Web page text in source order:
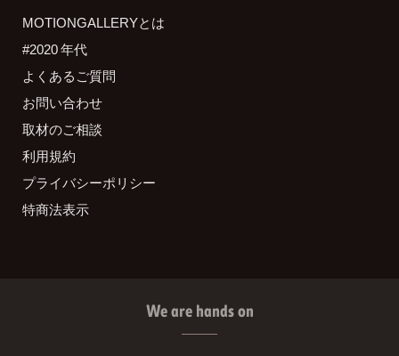
MOTIONGALLERYとは
#2020 年代
よくあるご質問
お問い合わせ
取材のご相談
利用規約
プライバシーポリシー
特商法表示
We are hands on